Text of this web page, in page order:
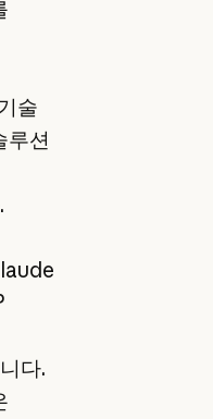
술
루션
다.